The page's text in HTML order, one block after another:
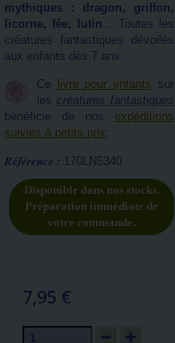
mythiques : dragon, griffon,
licorne, fée, lutin... Toutes les
créatures fantastiques dévoilés
aux enfants dès 7 ans.
Ce livre pour enfants sur
les créatures fantastiques
bénéficie de nos expéditions
suivies à petits prix.
Référence : 170LN5340
Disponible dans nos stocks.
Préparation immédiate de
votre commande.
7,95 €